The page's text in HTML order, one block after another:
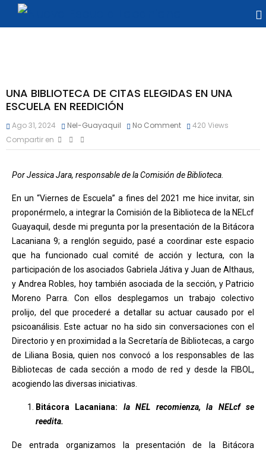
UNA BIBLIOTECA DE CITAS ELEGIDAS EN UNA
ESCUELA EN REEDICIÓN
Ago 31, 2024 Nel-Guayaquil No Comment 420 Views
Compartir en
Por Jessica Jara, responsable de la Comisión de Biblioteca.
En un “Viernes de Escuela” a fines del 2021 me hice invitar, sin
proponérmelo, a integrar la Comisión de la Biblioteca de la NELcf
Guayaquil, desde mi pregunta por la presentación de la Bitácora
Lacaniana 9; a renglón seguido, pasé a coordinar este espacio
que ha funcionado cual comité de acción y lectura, con la
participación de los asociados Gabriela Játiva y Juan de Althaus,
y Andrea Robles, hoy también asociada de la sección, y Patricio
Moreno Parra. Con ellos desplegamos un trabajo colectivo
prolijo, del que procederé a detallar su actuar causado por el
psicoanálisis. Este actuar no ha sido sin conversaciones con el
Directorio y en proximidad a la Secretaría de Bibliotecas, a cargo
de Liliana Bosia, quien nos convocó a los responsables de las
Bibliotecas de cada sección a modo de red y desde la FIBOL,
acogiendo las diversas iniciativas.
Bitácora Lacaniana: la NEL recomienza, la NELcf se
reedita.
De entrada organizamos la presentación de la Bitácora